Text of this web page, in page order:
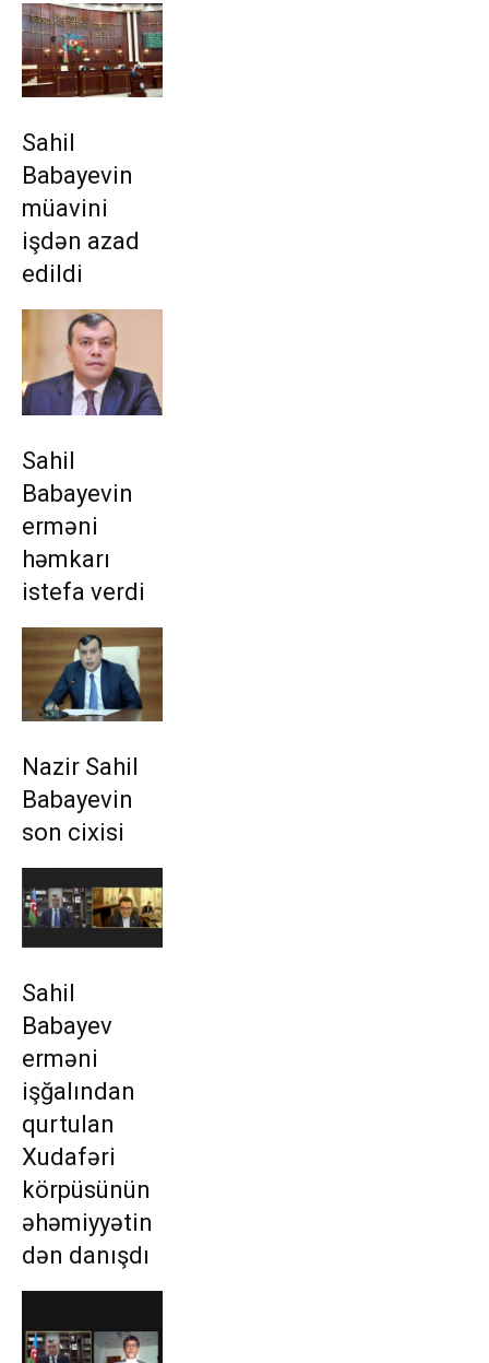
Sahil
Babayevin
müavini
işdən azad
edildi
Sahil
Babayevin
erməni
həmkarı
istefa verdi
Nazir Sahil
Babayevin
son cixisi
Sahil
Babayev
erməni
işğalından
qurtulan
Xudafəri
körpüsünün
əhəmiyyətin
dən danışdı